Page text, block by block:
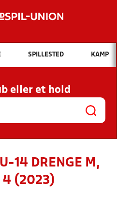
Hvad vil du søge efter?
INDHOLD OG NYHEDER
KLUBBER OG
SPILLESTED KAMP
eller et hold
14 DRENGE M,
4 (2023)